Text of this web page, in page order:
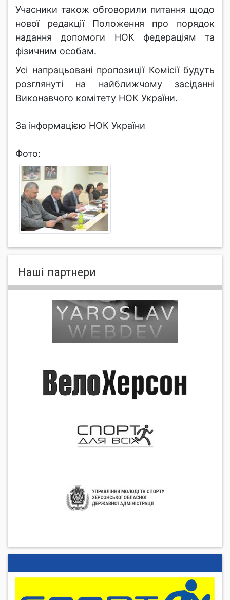
Учасники також обговорили питання щодо
нової редакції Положення про порядок
надання допомоги НОК федераціям та
фізичним особам.
Усі напрацьовані пропозиції Комісії будуть
розглянуті на найближчому засіданні
Виконавчого комітету НОК України.
За інформацією НОК України
Фото:
Нашi партнери